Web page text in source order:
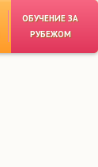
ОБУЧЕНИЕ ЗА
РУБЕЖОМ